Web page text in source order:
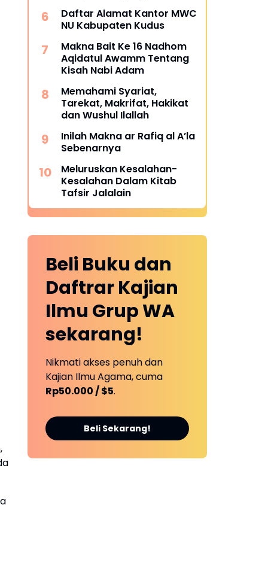
Daftar Alamat Kantor MWC
NU Kabupaten Kudus
Makna Bait Ke 16 Nadhom
Aqidatul Awamm Tentang
Kisah Nabi Adam
Memahami Syariat,
Tarekat, Makrifat, Hakikat
dan Wushul Ilallah
Inilah Makna ar Rafiq al A’la
Sebenarnya
Meluruskan Kesalahan-
Kesalahan Dalam Kitab
Tafsir Jalalain
Beli Buku dan
Daftrar Kajian
Ilmu Grup WA
sekarang!
Nikmati akses penuh dan
Kajian Ilmu Agama, cuma
Rp50.000 / $5.
Beli Sekarang!